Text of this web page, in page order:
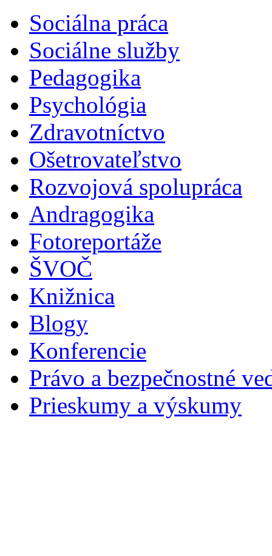
Sociálna práca
Sociálne služby
Pedagogika
Psychológia
Zdravotníctvo
Ošetrovateľstvo
Rozvojová spolupráca
Andragogika
Fotoreportáže
ŠVOČ
Knižnica
Blogy
Konferencie
Právo a bezpečnostné
Prieskumy a výskumy